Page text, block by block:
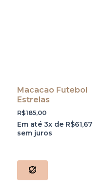
Macacão Futebol
Estrelas
R$185,00
Em até 3x de R$61,67
sem juros